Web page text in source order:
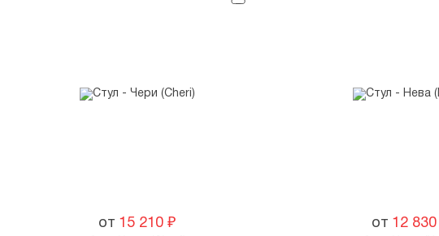
от 15 210 ₽ от 12 830